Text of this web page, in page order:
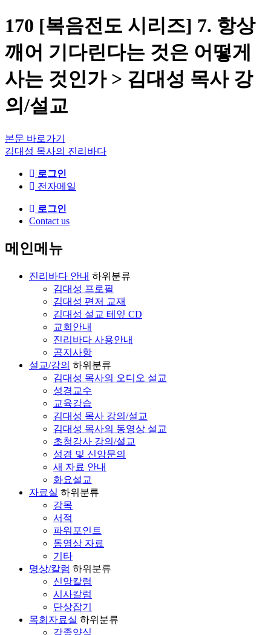
170 [복음전도 시리즈] 7. 항상
깨어 기다린다는 것은 어떻게
사는 것인가 > 김대성 목사 강
의/설교
본문 바로가기
김대성 목사의 진리바다
로그인
전자메일
로그인
Contact us
메인메뉴
진리바다 안내 하위분류
김대성 프로필
김대성 편저 교재
김대성 설교 테잎 CD
교회안내
진리바다 사용안내
공지사항
설교/강의 하위분류
김대성 목사의 오디오 설교
성경교수
교육강습
김대성 목사 강의/설교
김대성 목사의 동영상 설교
초청강사 강의/설교
성경 및 신앙문의
새 자료 안내
화요설교
자료실 하위분류
강목
서적
파워포인트
동영상 자료
기타
명상/칼럼 하위분류
신앙칼럼
시사칼럼
단상잡기
목회자료실 하위분류
각종양식